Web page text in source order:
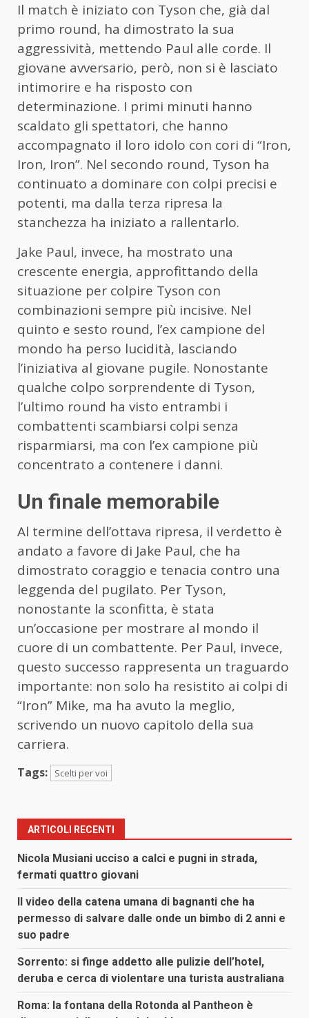
Il match è iniziato con Tyson che, già dal
primo round, ha dimostrato la sua
aggressività, mettendo Paul alle corde. Il
giovane avversario, però, non si è lasciato
intimorire e ha risposto con
determinazione. I primi minuti hanno
scaldato gli spettatori, che hanno
accompagnato il loro idolo con cori di “Iron,
Iron, Iron”. Nel secondo round, Tyson ha
continuato a dominare con colpi precisi e
potenti, ma dalla terza ripresa la
stanchezza ha iniziato a rallentarlo.
Jake Paul, invece, ha mostrato una
crescente energia, approfittando della
situazione per colpire Tyson con
combinazioni sempre più incisive. Nel
quinto e sesto round, l’ex campione del
mondo ha perso lucidità, lasciando
l’iniziativa al giovane pugile. Nonostante
qualche colpo sorprendente di Tyson,
l’ultimo round ha visto entrambi i
combattenti scambiarsi colpi senza
risparmiarsi, ma con l’ex campione più
concentrato a contenere i danni.
Un finale memorabile
Al termine dell’ottava ripresa, il verdetto è
andato a favore di Jake Paul, che ha
dimostrato coraggio e tenacia contro una
leggenda del pugilato. Per Tyson,
nonostante la sconfitta, è stata
un’occasione per mostrare al mondo il
cuore di un combattente. Per Paul, invece,
questo successo rappresenta un traguardo
importante: non solo ha resistito ai colpi di
“Iron” Mike, ma ha avuto la meglio,
scrivendo un nuovo capitolo della sua
carriera.
Tags: Scelti per voi
ARTICOLI RECENTI
Nicola Musiani ucciso a calci e pugni in strada,
fermati quattro giovani
Il video della catena umana di bagnanti che ha
permesso di salvare dalle onde un bimbo di 2 anni e
suo padre
Sorrento: si finge addetto alle pulizie dell’hotel,
deruba e cerca di violentare una turista australiana
Roma: la fontana della Rotonda al Pantheon è